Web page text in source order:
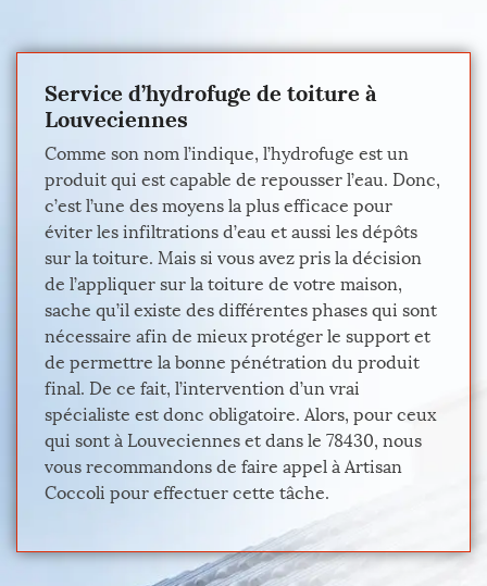
Service d’hydrofuge de toiture à
Louveciennes
Comme son nom l’indique, l’hydrofuge est un
produit qui est capable de repousser l’eau. Donc,
c’est l’une des moyens la plus efficace pour
éviter les infiltrations d’eau et aussi les dépôts
sur la toiture. Mais si vous avez pris la décision
de l’appliquer sur la toiture de votre maison,
sache qu’il existe des différentes phases qui sont
nécessaire afin de mieux protéger le support et
de permettre la bonne pénétration du produit
final. De ce fait, l’intervention d’un vrai
spécialiste est donc obligatoire. Alors, pour ceux
qui sont à Louveciennes et dans le 78430, nous
vous recommandons de faire appel à Artisan
Coccoli pour effectuer cette tâche.